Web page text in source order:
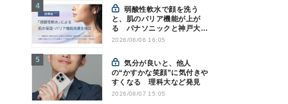
弱酸性軟水で顔を洗う
と、肌のバリア機能が上が
る パナソニックと神戸大が
確認
2026/08/06 16:05
気分が良いと、他人
の“かすかな笑顔”に気付きや
すくなる 理科大など発見
2026/08/07 15:05